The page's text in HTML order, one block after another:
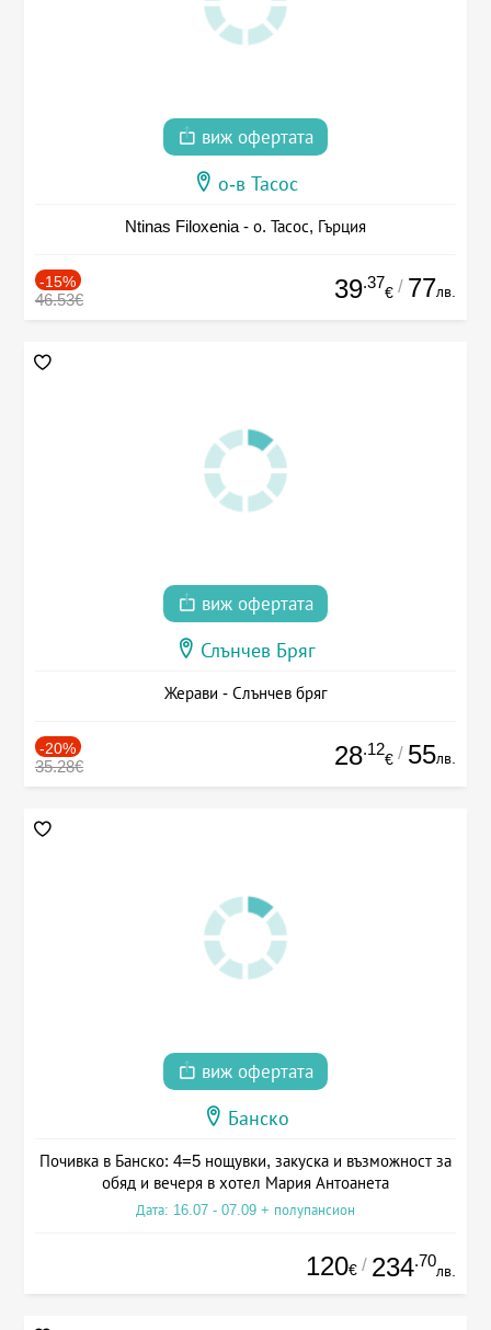
виж офертата
о-в Тасос
Ntinas Filoxenia - о. Тасос, Гърция
-15%
46.53€ 39.37
€ / 77лв.
виж офертата
Слънчев Бряг
Жерави - Слънчев бряг
-20%
35.28€ 28.12
€ / 55лв.
виж офертата
Банско
Почивка в Банско: 4=5 нощувки, закуска и възможност за
обяд и вечеря в хотел Мария Антоанета
Дата: 16.07 - 07.09 + полупансион
120€ / 234.70
лв.